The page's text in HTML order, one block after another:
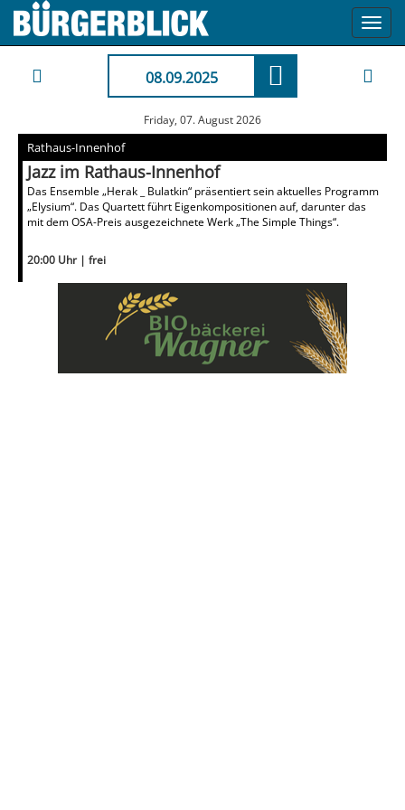
08.09.2025
Friday, 07. August 2026
Rathaus-Innenhof
Jazz im Rathaus-Innenhof
Das Ensemble „Herak _ Bulatkin“ präsentiert sein aktuelles Programm
„Elysium“. Das Quartett führt Eigenkompositionen auf, darunter das
mit dem OSA-Preis ausgezeichnete Werk „The Simple Things“.
20:00 Uhr | frei